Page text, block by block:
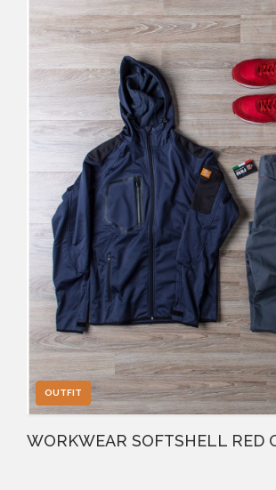
OUTFIT
WORKWEAR SOFTSHELL RED